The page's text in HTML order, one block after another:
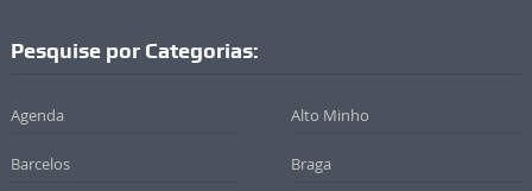
Pesquise por Categorias:
Agenda Alto Minho
Barcelos Braga